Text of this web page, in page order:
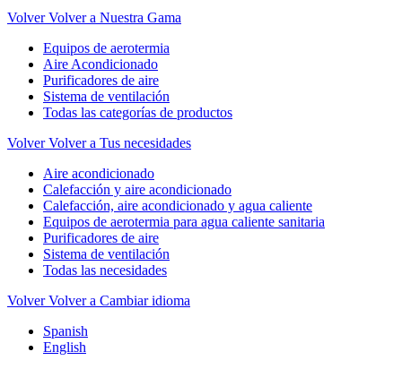
Volver Volver a Nuestra Gama
Equipos de aerotermia
Aire Acondicionado
Purificadores de aire
Sistema de ventilación
Todas las categorías de productos
Volver Volver a Tus necesidades
Aire acondicionado
Calefacción y aire acondicionado
Calefacción, aire acondicionado y agua caliente
Equipos de aerotermia para agua caliente sanitaria
Purificadores de aire
Sistema de ventilación
Todas las necesidades
Volver Volver a Cambiar idioma
Spanish
English